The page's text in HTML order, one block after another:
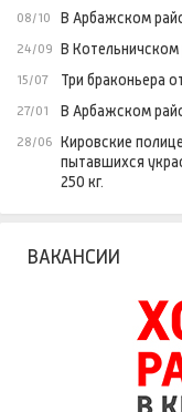
08/10 В Арбажском
24/09 В Котельничском
15/07 Три браконьера
27/01 В Арбажском
28/06 Кировские
пытавшихся
250 кг.
ВАКАНСИИ